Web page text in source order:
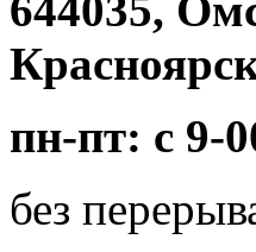
пн-пт: с 9-
без